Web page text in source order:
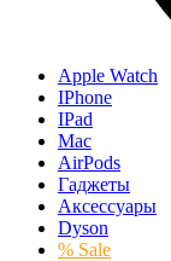
Apple Watch
IPhone
IPad
Mac
AirPods
Гаджеты
Аксессуары
Dyson
% Sale